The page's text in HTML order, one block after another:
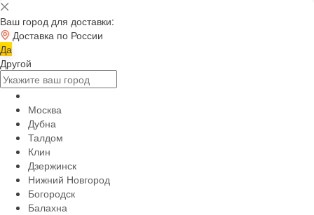
Ваш город для доставки:
Доставка по России
Да
Другой
Москва
Дубна
Талдом
Клин
Дзержинск
Нижний Новгород
Богородск
Балахна